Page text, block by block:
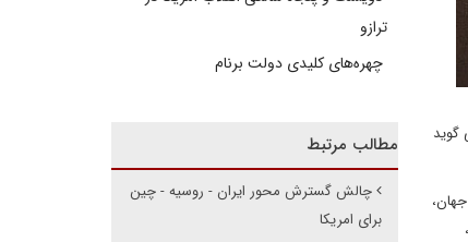
گوید
ترازو
چهره‌های کلیدی دولت برنام
مطالب مرتبط
چالش گسترش محور ایران - روسیه - چین
برای امریکا